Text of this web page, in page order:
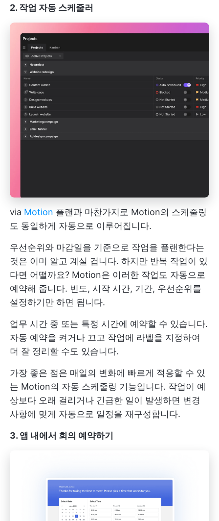
2. 작업 자동 스케줄러
via Motion 플랜과 마찬가지로 Motion의 스케줄링
도 동일하게 자동으로 이루어집니다.
우선순위와 마감일을 기준으로 작업을 플랜한다는
것은 이미 알고 계실 겁니다. 하지만 반복 작업이 있
다면 어떨까요? Motion은 이러한 작업도 자동으로
예약해 줍니다. 빈도, 시작 시간, 기간, 우선순위를
설정하기만 하면 됩니다.
업무 시간 중 또는 특정 시간에 예약할 수 있습니다.
자동 예약을 켜거나 끄고 작업에 라벨을 지정하여
더 잘 정리할 수도 있습니다.
가장 좋은 점은 매일의 변화에 빠르게 적응할 수 있
는 Motion의 자동 스케줄링 기능입니다. 작업이 예
상보다 오래 걸리거나 긴급한 일이 발생하면 변경
사항에 맞게 자동으로 일정을 재구성합니다.
3. 앱 내에서 회의 예약하기